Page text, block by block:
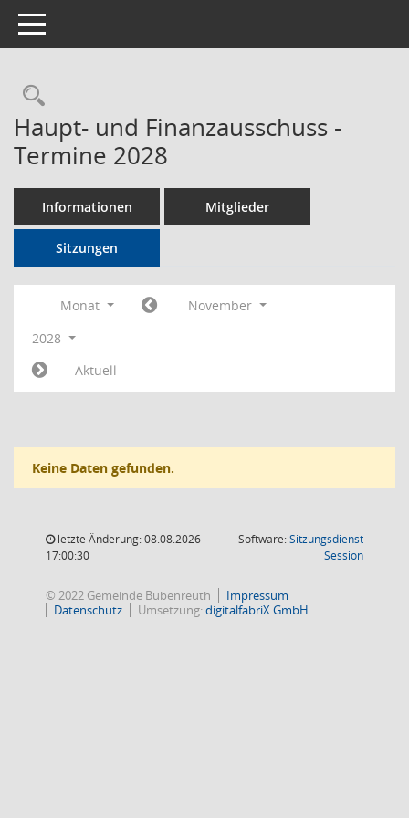
Toggle navigation
Rechercheauswahl
Haupt- und Finanzausschuss -
Termine 2028
Informationen Mitglieder
Sitzungen
Monat
November
2028
Aktuell
Keine Daten gefunden.
letzte Änderung: 08.08.2026
17:00:30
Software:Sitzungsdienst
Session(Wird in
© 2022 Gemeinde Bubenreuth
Impressum
Datenschutz
Umsetzung:digitalfabriX GmbH